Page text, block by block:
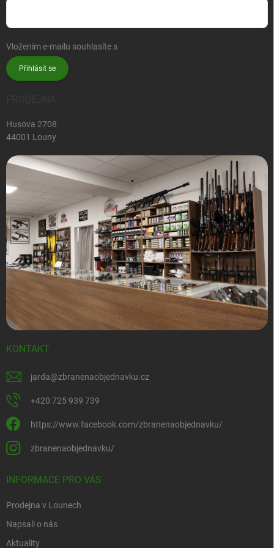
Vložením e-mailu souhlasíte s
Přihlásit se
Husova 2708
44001 Louny
KONTAKT
jarda@zbranenaobjednavku.cz
+420 725 939 739
https://www.facebook.com/zbranenaobjednavku/
zbranenaobjednavku/
INFORMACE PRO VÁS
Prodejna v Lounech
Napsali o nás
Aktuality